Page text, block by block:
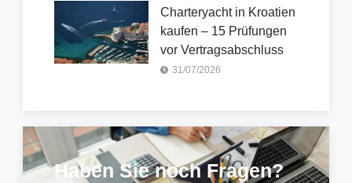
Charteryacht in Kroatien
kaufen – 15 Prüfungen
vor Vertragsabschluss
31/07/2026
Haben Sie noch Fragen?